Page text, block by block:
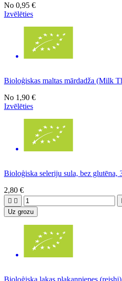
No 0,95 €
Izvēlēties
Bioloģiskas maltas mārdadža (Milk
No 1,90 €
Izvēlēties
Bioloģiska seleriju sula, bez glutēna,
2,80 €
 
Uz grozu